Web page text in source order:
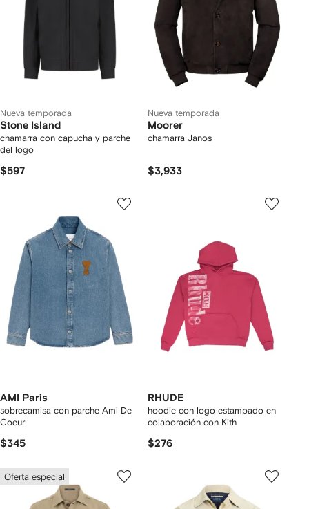
Nueva temporada
Stone Island
chamarra con capucha y parche
del logo
$597
Nueva temporada
Moorer
chamarra Janos
$3,933
AMI Paris
sobrecamisa con parche Ami De
Coeur
$345
RHUDE
hoodie con logo estampado en
colaboración con Kith
$276
Oferta especial